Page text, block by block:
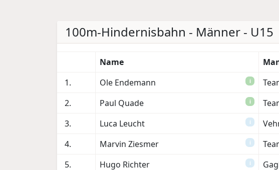
100m-Hindernisbahn - Männer - U15
Name
1.
Ole Endemann i
2.
Paul Quade i
3.
Luca Leucht i
4.
Marvin Ziesmer i
5.
Hugo Richter i